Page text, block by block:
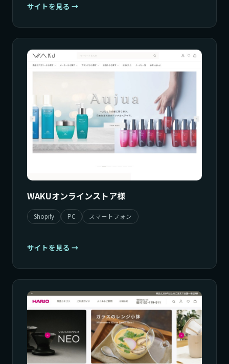
サイトを見る
WAKUオンラインストア様
Shopify PC スマートフォン
サイトを見る